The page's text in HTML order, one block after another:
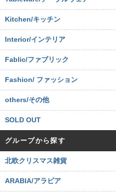
Kitchen/キッチン
Interior/インテリア
Fablic/ファブリック
Fashion/ ファッション
others/その他
SOLD OUT
グループから探す
北欧クリスマス雑貨
ARABIA/アラビア